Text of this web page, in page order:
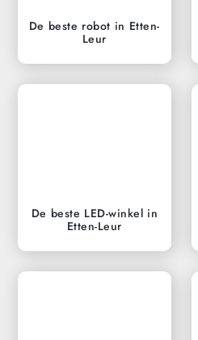
De beste robot in Etten-
Leur
De beste LED-winkel in
Etten-Leur